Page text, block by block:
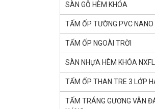
SÀN GỖ HÈM KHÓA
TẤM ỐP TƯỜNG PVC NANO
TẤM ỐP NGOÀI TRỜI
SÀN NHỰA HÈM KHÓA
TẤM ỐP THAN TRE 3 LỚP
TẤM TRÁNG GƯƠNG VÂN